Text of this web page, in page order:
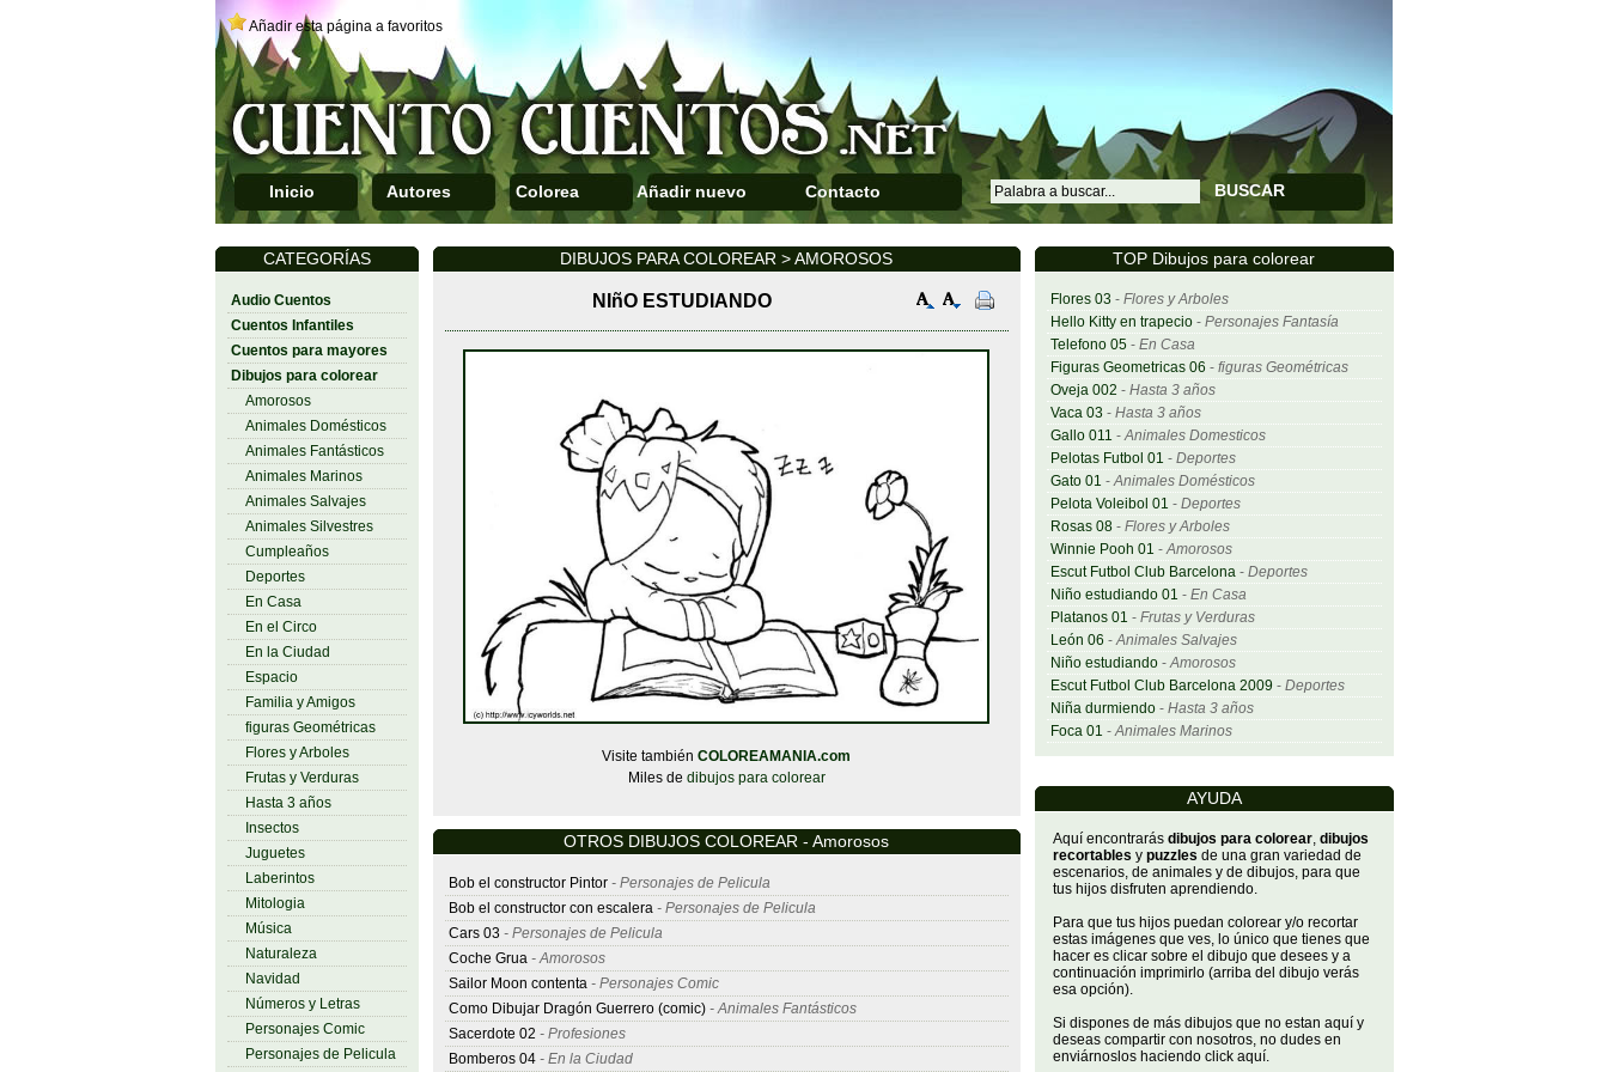
Añadir esta página a favoritos
Inicio Autores Colorea Añadir nuevo Contacto BUSCAR
TOP Dibujos para colorear
Flores 03 - Flores y Arboles
Hello Kitty en trapecio- Personajes Fantasía
Telefono 05- En Casa
Figuras Geometricas 06 - figuras Geométricas
Oveja 002 - Hasta 3 años
Vaca 03 - Hasta 3 años
Gallo 011 -Animales Domesticos
Pelotas Futbol 01 - Deportes
Gato 01 -Animales Domésticos
Pelota Voleibol 01 - Deportes
Rosas 08- Flores y Arboles
Winnie Pooh 01 -Amorosos
Escut Futbol Club Barcelona- Deportes
Niño estudiando 01 - En Casa
Platanos 01 - Frutas y Verduras
León 06 -Animales Salvajes
Niño estudiando-Amorosos
Escut Futbol Club Barcelona 2009 - Deportes
Niña durmiendo- Hasta 3 años
Foca 01 -Animales Marinos
AYUDA
Aquí encontrarás dibujos para colorear, dibujos
recortables y puzzles de una gran variedad de
escenarios, de animales y de dibujos, para que
tus hijos disfruten aprendiendo.
Para que tus hijos puedan colorear y/o recortar
estas imágenes que ves, lo único que tienes que
hacer es clicar sobre el dibujo que desees y a
continuación imprimirlo (arriba del dibujo verás
esa opción).
Si dispones de más dibujos que no estan aquí y
deseas compartir con nosotros, no dudes en
enviárnoslos haciendo click aquí.
CATEGORÍAS
Audio Cuentos
Cuentos Infantiles
Cuentos para mayores
Dibujos para colorear
Amorosos
Animales Domésticos
Animales Fantásticos
Animales Marinos
Animales Salvajes
Animales Silvestres
Cumpleaños
Deportes
En Casa
En el Circo
En la Ciudad
Espacio
Familia y Amigos
figuras Geométricas
Flores y Arboles
Frutas y Verduras
Hasta 3 años
Insectos
Juguetes
Laberintos
Mitologia
Música
Naturaleza
Navidad
Números y Letras
Personajes Comic
Personajes de Pelicula
DIBUJOS PARA COLOREAR > AMOROSOS
NIñO ESTUDIANDO
Visite también COLOREAMANIA.com
Miles de dibujos para colorear
OTROS DIBUJOS COLOREAR - Amorosos
Bob el constructor Pintor- Personajes de Pelicula
Bob el constructor con escalera - Personajes de Pelicula
Cars 03 - Personajes de Pelicula
Coche Grua - Amorosos
Sailor Moon contenta - Personajes Comic
Como Dibujar Dragón Guerrero (comic)- Animales Fantásticos
Sacerdote 02 - Profesiones
Bomberos 04- En la Ciudad